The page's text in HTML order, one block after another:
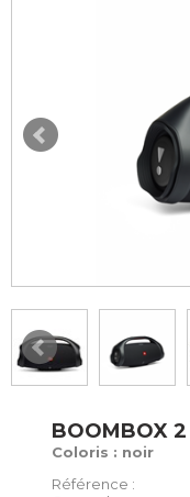
BOOMBOX 2
Coloris : noir
Référence :